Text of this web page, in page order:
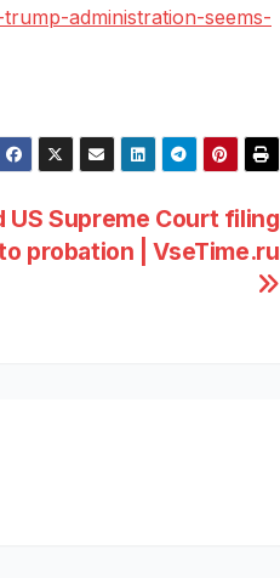
administration-seems-
US Supreme Court filing
probation | VseTime.ru